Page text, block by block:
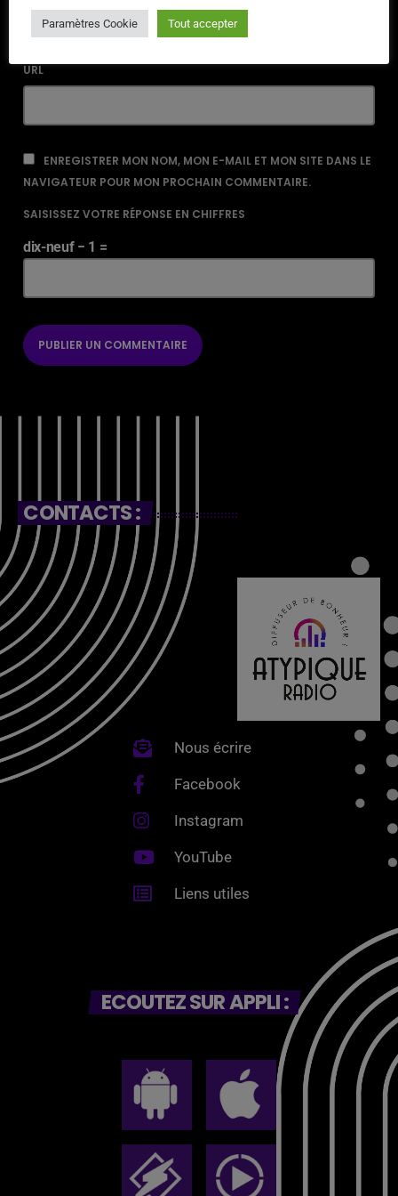
URL
ENREGISTRER MON NOM, MON E-MAIL ET MON SITE DANS LE
NAVIGATEUR POUR MON PROCHAIN COMMENTAIRE.
SAISISSEZ VOTRE RÉPONSE EN CHIFFRES
dix-neuf − 1 =
CONTACTS :
Nous écrire
Facebook
Instagram
YouTube
Liens utiles
ECOUTEZ SUR APPLI :
Paramètres Cookie Tout accepter